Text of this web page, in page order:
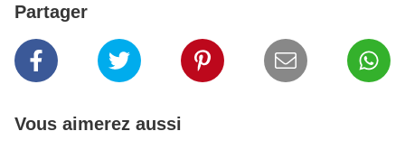
Partager
Vous aimerez aussi